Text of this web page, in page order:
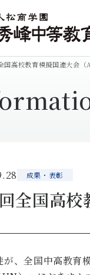
国高校教育模擬国連大会
成果・表彰
全国高
が、全国中高教育